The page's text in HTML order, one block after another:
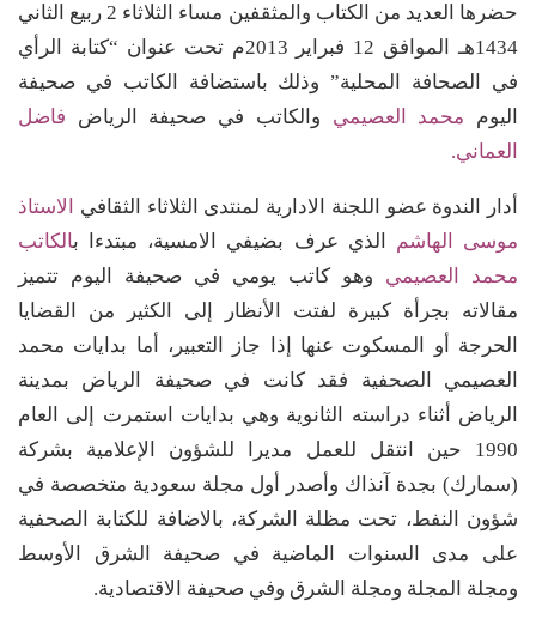
حضرها العديد من الكتاب والمثقفين مساء الثلاثاء 2 ربيع الثاني
1434هـ الموافق 12 فبراير 2013م تحت عنوان “كتابة الرأي
في الصحافة المحلية” وذلك باستضافة الكاتب في صحيفة
اليوم محمد العصيمي والكاتب في صحيفة الرياض فاضل
العماني.
أدار الندوة عضو اللجنة الادارية لمنتدى الثلاثاء الثقافي
الاستاذ
موسى الهاشم الذي عرف بضيفي الامسية، مبتدءا بالكاتب
محمد العصيمي وهو كاتب يومي في صحيفة اليوم تتميز
مقالاته بجرأة كبيرة لفتت الأنظار إلى الكثير من القضايا
الحرجة أو المسكوت عنها إذا جاز التعبير، أما بدايات محمد
العصيمي الصحفية فقد كانت في صحيفة الرياض بمدينة
الرياض أثناء دراسته الثانوية وهي بدايات استمرت إلى العام
1990 حين انتقل للعمل مديرا للشؤون الإعلامية بشركة
(سمارك) بجدة آنذاك وأصدر أول مجلة سعودية متخصصة في
شؤون النفط، تحت مظلة الشركة، بالاضافة للكتابة الصحفية
على مدى السنوات الماضية في صحيفة الشرق الأوسط
ومجلة المجلة ومجلة الشرق وفي صحيفة الاقتصادية.